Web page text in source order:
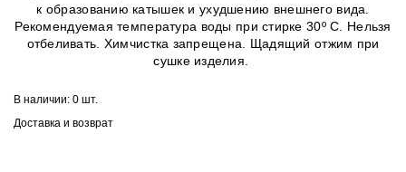
к образованию катышек и ухудшению внешнего вида.
Рекомендуемая температура воды при стирке 30º C. Нельзя
отбеливать. Химчистка запрещена. Щадящий отжим при
сушке изделия.
В наличии: 0 шт.
Доставка и возврат